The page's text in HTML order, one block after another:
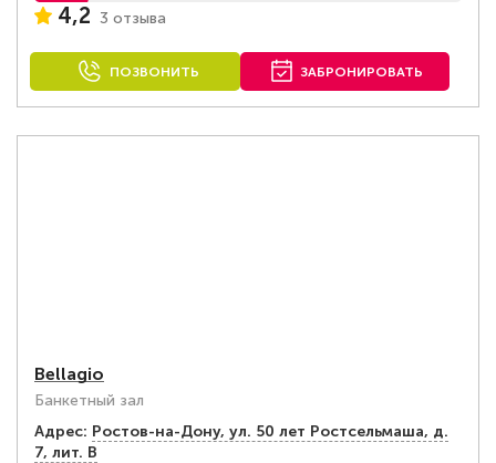
4,2 3 отзыва
ПОЗВОНИТЬ ЗАБРОНИРОВАТЬ
Bellagio
Банкетный зал
Адрес: Ростов-на-Дону, ул. 50 лет Ростсельмаша, д.
7, лит. В